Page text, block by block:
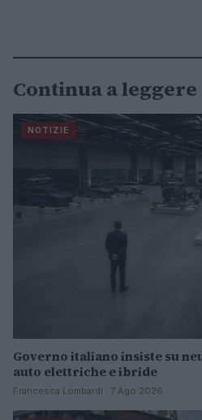
Continua a leggere
NOTIZIE
Governo italiano insiste su
auto elettriche e ibride
Francesca Lombardi · 7 Ago 2026